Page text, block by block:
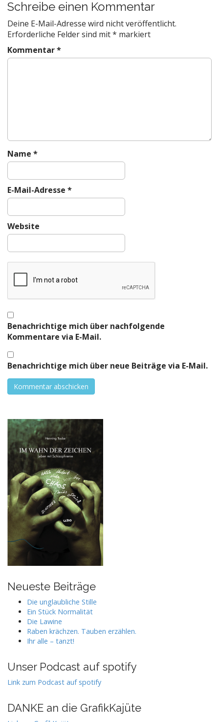
t
n
a
v
i
Schreibe einen Kommentar
Deine E-Mail-Adresse wird nicht veröffentlicht.
Erforderliche Felder sind mit* markiert
Kommentar*
Name *
E-Mail-Adresse *
Website
Benachrichtige mich über nachfolgende
Kommentare via E-Mail.
Benachrichtige mich über neue Beiträge via E-Mail.
Neueste Beiträge
Die unglaubliche Stille
Ein Stück Normalität
Die Lawine
Raben krächzen. Tauben erzählen.
Ihr alle – tanzt!
Unser Podcast auf spotify
Link zum Podcast auf spotify
DANKE an die GrafikKajüte